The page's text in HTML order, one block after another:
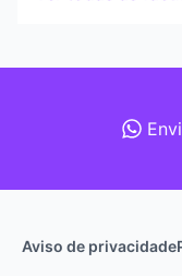
Aviso de privacidade